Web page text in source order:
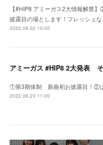
【#HIP8 アミーガス2大情報解禁
披露目の場とします！フレッシュ
2022.09.02 10:00
アミーガス #HIP8 2大発表
①第3期体制 新曲初お披露目！②は
2022.08.23 11:00